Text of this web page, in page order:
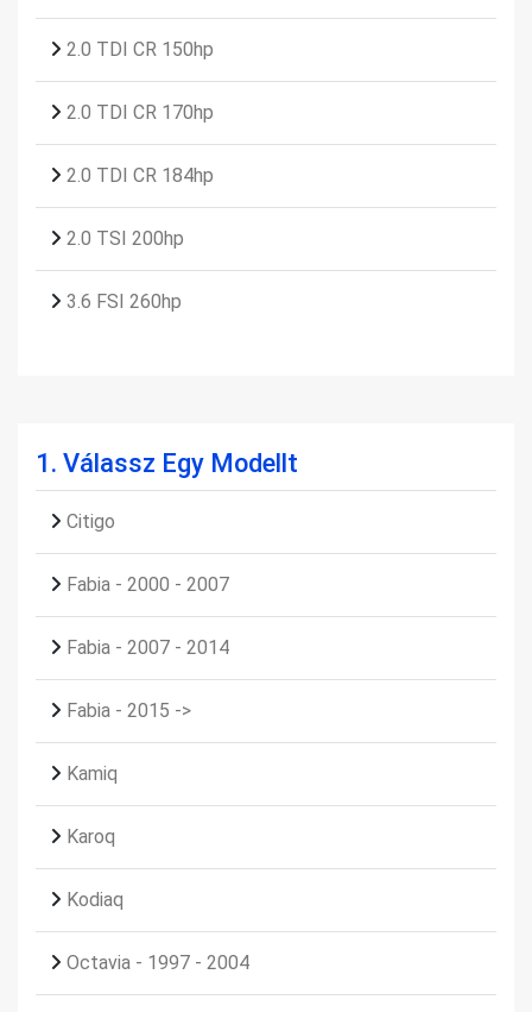
1. Válassz Egy Modellt
Citigo
Fabia - 2000 - 2007
Fabia - 2007 - 2014
Fabia - 2015 ->
Kamiq
Karoq
Kodiaq
Octavia - 1997 - 2004
2.0 TDI CR 150hp
2.0 TDI CR 170hp
2.0 TDI CR 184hp
2.0 TSI 200hp
3.6 FSI 260hp